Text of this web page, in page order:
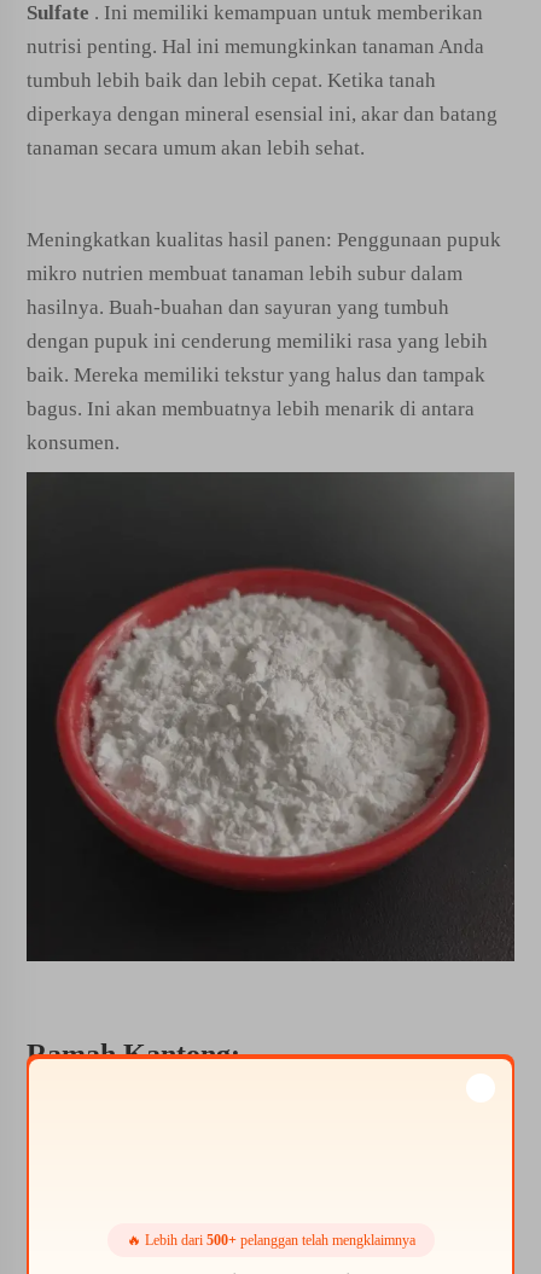
Sulfate . Ini memiliki kemampuan untuk memberikan
nutrisi penting. Hal ini memungkinkan tanaman Anda
tumbuh lebih baik dan lebih cepat. Ketika tanah
diperkaya dengan mineral esensial ini, akar dan batang
tanaman secara umum akan lebih sehat.
Meningkatkan kualitas hasil panen: Penggunaan pupuk
mikro nutrien membuat tanaman lebih subur dalam
hasilnya. Buah-buahan dan sayuran yang tumbuh
dengan pupuk ini cenderung memiliki rasa yang lebih
baik. Mereka memiliki tekstur yang halus dan tampak
bagus. Ini akan membuatnya lebih menarik di antara
konsumen.
Ramah Kantong:
Salah satu manfaat signifikan dari pupuk Mikro Nutrien
Dengan berinvestasi pada pupuk ini, para petani dapat
🔥 Lebih dari 500+pelanggan telah mengklaimnya